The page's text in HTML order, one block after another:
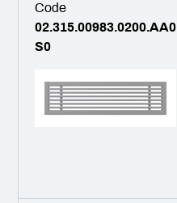
Code
02.315.00983.0200.AA0
S0